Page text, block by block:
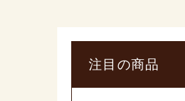
注目の商品